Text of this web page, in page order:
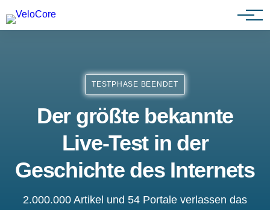
Agenturen & Webdesigner
TESTPHASE BEENDET
Der größte bekannte
Live-Test in der
Geschichte des Internets
2.000.000 Artikel und 54 Portale verlassen das